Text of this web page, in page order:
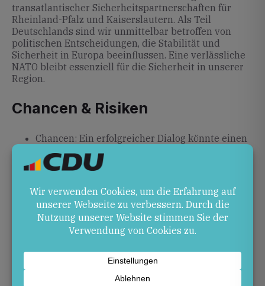
transatlantischer Sicherheitspartnerschaften für
Rheinland-Pfalz und Kaiserslautern. Als Teil
Deutschlands sind wir unmittelbar betroffen von
politischen Entscheidungen, die Stabilität und
Sicherheit in Europa beeinflussen. Eine verlässliche
NATO bleibt essenziell für die Sicherheit in unserer
Region.
Chancen & Risiken
Chancen: Ein erfolgreicher Dialog könnte einen
Beitrag zur Deeskalation im Ukraine-Krieg
leisten und den Weg für neue
Friedensinitiativen ebnen.
Risiken: Putins Bereitschaft zur Eskalation und
seine Kritik an Europa könnten die
transatlantische Einheit schwächen und die
Spannungen zwischen der NATO und Russland
verschärfen.